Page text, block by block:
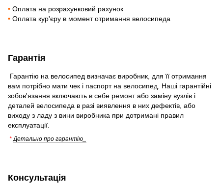
• Оплата на розрахунковий рахунок
• Оплата кур'єру в момент отримання велосипеда
Гарантія
Гарантію на велосипед визначає виробник, для її отримання
вам потрібно мати чек і паспорт на велосипед. Наші гарантійні
зобов'язання включають в себе ремонт або заміну вузлів і
деталей велосипеда в разі виявлення в них дефектів, або
виходу з ладу з вини виробника при дотримані правил
експлуатації.
* Детально про гарантію_
Консультація